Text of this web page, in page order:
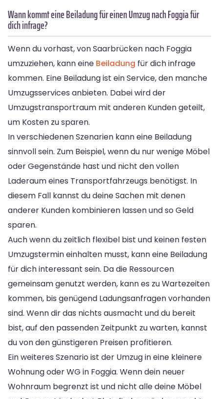
Wann kommt eine Beiladung für einen Umzug nach Foggia für
dich infrage?
Wenn du vorhast, von Saarbrücken nach Foggia
umzuziehen, kann eine Beiladung für dich infrage
kommen. Eine Beiladung ist ein Service, den manche
Umzugsservices anbieten. Dabei wird der
Umzugstransportraum mit anderen Kunden geteilt,
um Kosten zu sparen.
In verschiedenen Szenarien kann eine Beiladung
sinnvoll sein. Zum Beispiel, wenn du nur wenige Möbel
oder Gegenstände hast und nicht den vollen
Laderaum eines Transportfahrzeugs benötigst. In
diesem Fall kannst du deine Sachen mit denen
anderer Kunden kombinieren lassen und so Geld
sparen.
Auch wenn du zeitlich flexibel bist und keinen festen
Umzugstermin einhalten musst, kann eine Beiladung
für dich interessant sein. Da die Ressourcen
gemeinsam genutzt werden, kann es zu Wartezeiten
kommen, bis genügend Ladungsanfragen vorhanden
sind. Wenn dir das nichts ausmacht und du bereit
bist, auf den passenden Zeitpunkt zu warten, kannst
du von den günstigeren Preisen profitieren.
Ein weiteres Szenario ist der Umzug in eine kleinere
Wohnung oder WG in Foggia. Wenn dein neuer
Wohnraum begrenzt ist und nicht alle deine Möbel